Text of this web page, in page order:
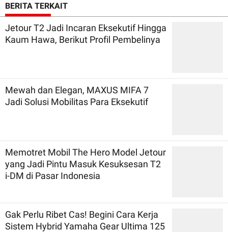
BERITA TERKAIT
Jetour T2 Jadi Incaran Eksekutif Hingga
Kaum Hawa, Berikut Profil Pembelinya
Mewah dan Elegan, MAXUS MIFA 7
Jadi Solusi Mobilitas Para Eksekutif
Memotret Mobil The Hero Model Jetour
yang Jadi Pintu Masuk Kesuksesan T2
i-DM di Pasar Indonesia
Gak Perlu Ribet Cas! Begini Cara Kerja
Sistem Hybrid Yamaha Gear Ultima 125